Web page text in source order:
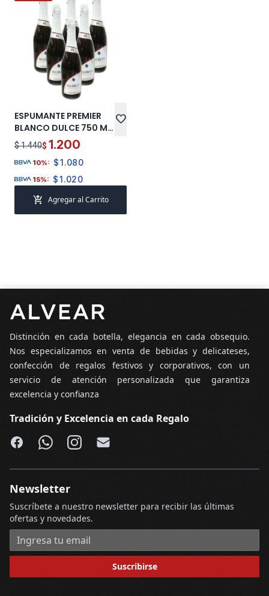
ESPUMANTE PREMIER
BLANCO DULCE 750 ML
X 6 PROMO
favorite
$ 1.440$ 1.200
10%: $1.080
15%: $1.020
add_shopping_cart Agregar al Carrito
Distinción en cada botella, elegancia en cada obsequio.
Nos especializamos en venta de bebidas y delicateses,
confección de regalos festivos y corporativos, con un
servicio de atención personalizada que garantiza
excelencia y confianza
Tradición y Excelencia en cada Regalo
Facebook
WhatsApp
Instagram
Email
Newsletter
Suscríbete a nuestro newsletter para recibir las últimas
ofertas y novedades.
Dirección de correo electrónico
Suscribirse